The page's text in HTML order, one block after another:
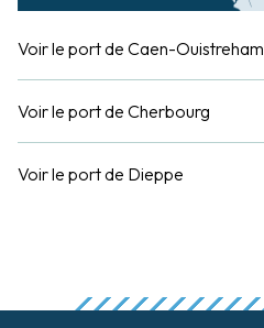
Voir le port de Caen-Ouistreham
Voir le port de Cherbourg
Voir le port de Dieppe